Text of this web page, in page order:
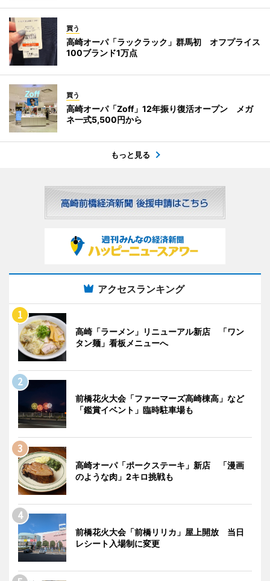
買う
高崎オーパ「ラックラック」群馬初 オフプライス
100ブランド1万点
買う
高崎オーパ「Zoff」12年振り復活オープン メガ
ネ一式5,500円から
もっと見る
アクセスランキング
高崎「ラーメン」リニューアル新店 「ワン
タン麺」看板メニューへ
前橋花火大会「ファーマーズ高崎棟高」など
「鑑賞イベント」臨時駐車場も
高崎オーパ「ポークステーキ」新店 「漫画
のような肉」2キロ挑戦も
前橋花火大会「前橋リリカ」屋上開放 当日
レシート入場制に変更